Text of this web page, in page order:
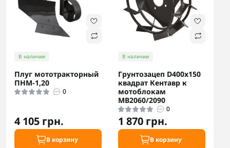
В наличии
Плуг мототракторный
ПНМ-1,20
0
4 105 грн.
В корзину
В наличии
Грунтозацеп D400x150
квадрат Кентавр к
мотоблокам
МВ2060/2090
0
1 870 грн.
В корзину